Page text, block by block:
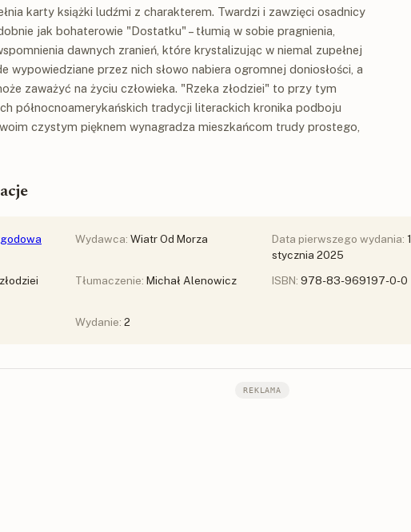
karty książki ludźmi z charakterem. Twardzi i zawzięci osadnicy
jak bohaterowie "Dostatku" – tłumią w sobie pragnienia,
dawnych zranień, które krystalizując w niemal zupełnej
wypowiedziane przez nich słowo nabiera ogromnej doniosłości, a
zaważyć na życiu człowieka. "Rzeka złodziei" to przy tym
północnoamerykańskich tradycji literackich kronika podboju
czystym pięknem wynagradza mieszkańcom trudy prostego,
Wydawca: Wiatr Od Morza Data pierwszego wydania: 1
stycznia 2025
Tłumaczenie: Michał Alenowicz ISBN: 978-83-969197-0-0
Wydanie: 2
REKLAMA